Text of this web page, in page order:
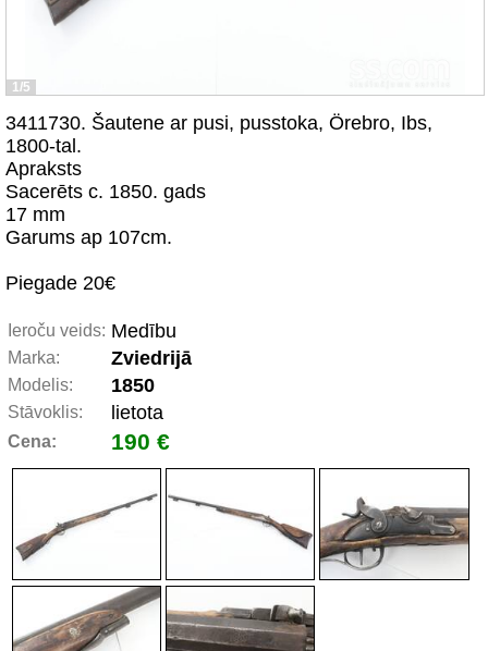
1/5
3411730. Šautene ar pusi, pusstoka, Örebro, Ibs,
1800-tal.
Apraksts
Sacerēts c. 1850. gads
17 mm
Garums ap 107cm.
Piegade 20€
Ieroču veids: Medību
Marka: Zviedrijā
Modelis: 1850
Stāvoklis: lietota
Cena: 190 €